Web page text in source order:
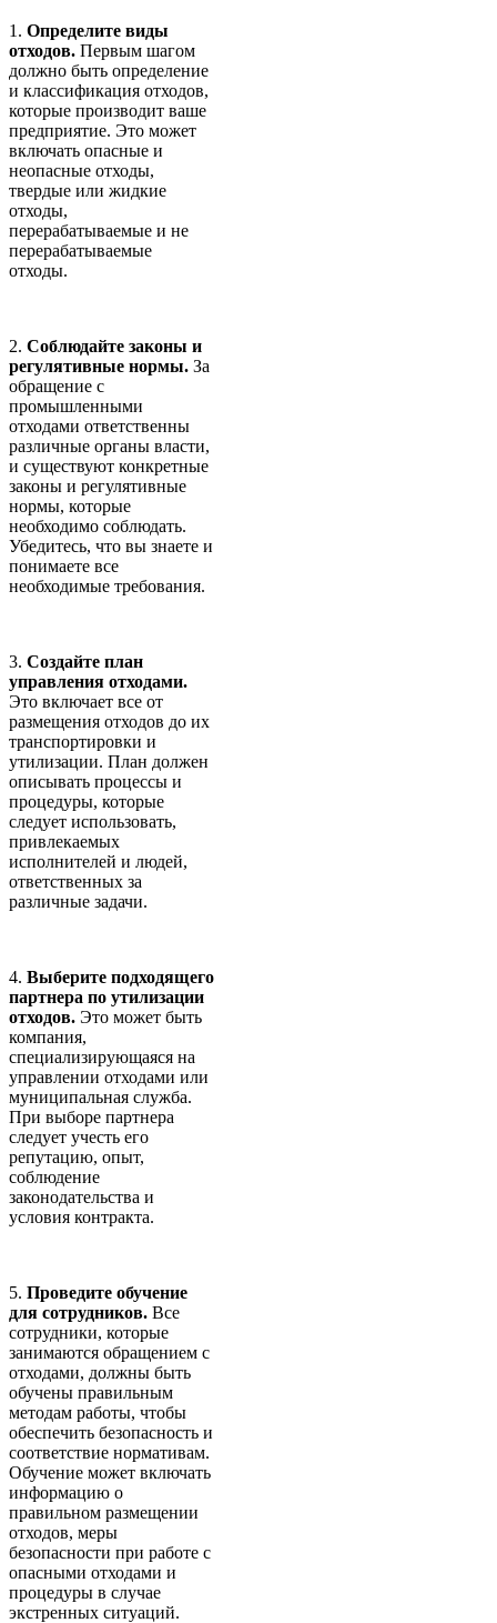
1. Определите виды
отходов. Первым шагом
должно быть определение
и классификация отходов,
которые производит ваше
предприятие. Это может
включать опасные и
неопасные отходы,
твердые или жидкие
отходы,
перерабатываемые и не
перерабатываемые
отходы.
2. Соблюдайте законы и
регулятивные нормы. За
обращение с
промышленными
отходами ответственны
различные органы власти,
и существуют конкретные
законы и регулятивные
нормы, которые
необходимо соблюдать.
Убедитесь, что вы знаете и
понимаете все
необходимые требования.
3. Создайте план
управления отходами.
Это включает все от
размещения отходов до их
транспортировки и
утилизации. План должен
описывать процессы и
процедуры, которые
следует использовать,
привлекаемых
исполнителей и людей,
ответственных за
различные задачи.
4. Выберите подходящего
партнера по утилизации
отходов. Это может быть
компания,
специализирующаяся на
управлении отходами или
муниципальная служба.
При выборе партнера
следует учесть его
репутацию, опыт,
соблюдение
законодательства и
условия контракта.
5. Проведите обучение
для сотрудников. Все
сотрудники, которые
занимаются обращением с
отходами, должны быть
обучены правильным
методам работы, чтобы
обеспечить безопасность и
соответствие нормативам.
Обучение может включать
информацию о
правильном размещении
отходов, меры
безопасности при работе с
опасными отходами и
процедуры в случае
экстренных ситуаций.